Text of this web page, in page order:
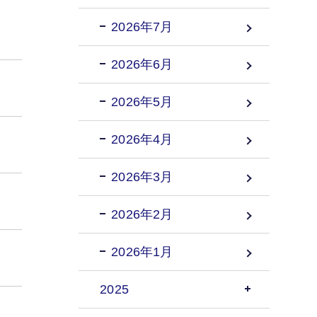
2026年7月
2026年6月
2026年5月
2026年4月
2026年3月
2026年2月
2026年1月
2025